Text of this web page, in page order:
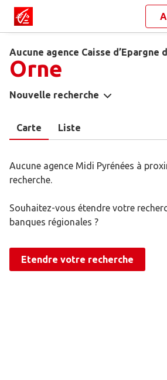
Aucune agence Caisse d’Epargne
Orne
Nouvelle recherche
Carte Liste
Aucune agence Midi Pyrénées à
recherche.
Souhaitez-vous étendre votre
banques régionales ?
Etendre votre recherche